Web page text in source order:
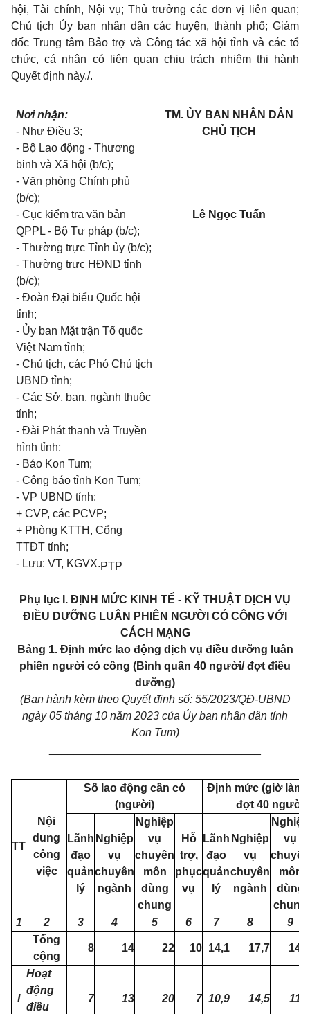
hội, Tài chính, Nội vụ; Thủ trưởng các đơn vị liên quan;
Chủ tịch Ủy ban nhân dân các huyện, thành phố; Giám
đốc Trung tâm Bảo trợ và Công tác xã hội tỉnh và các tổ
chức, cá nhân có liên quan chịu trách nhiệm thi hành
Quyết định này./.
Nơi nhận:
- Như Điều 3;
- Bộ Lao động - Thương
binh và Xã hội (b/c);
- Văn phòng Chính phủ
(b/c);
- Cục kiểm tra văn bản
QPPL - Bộ Tư pháp (b/c);
- Thường trực Tỉnh ủy (b/c);
- Thường trực HĐND tỉnh
(b/c);
- Đoàn Đại biểu Quốc hội
tỉnh;
- Ủy ban Mặt trận Tổ quốc
Việt Nam tỉnh;
- Chủ tịch, các Phó Chủ tịch
UBND tỉnh;
- Các Sở, ban, ngành thuộc
tỉnh;
- Đài Phát thanh và Truyền
hình tỉnh;
- Báo Kon Tum;
- Công báo tỉnh Kon Tum;
- VP UBND tỉnh:
+ CVP, các PCVP;
+ Phòng KTTH, Cổng
TTĐT tỉnh;
- Lưu: VT, KGVX.PTP
TM. ỦY BAN NHÂN DÂN
CHỦ TỊCH
Lê Ngọc Tuấn
Phụ lục I. ĐỊNH MỨC KINH TẾ - KỸ THUẬT DỊCH VỤ
ĐIỀU DƯỠNG LUÂN PHIÊN NGƯỜI CÓ CÔNG VỚI
CÁCH MẠNG
Bảng 1. Định mức lao động dịch vụ điều dưỡng luân
phiên người có công (Bình quân 40 người/ đợt điều
dưỡng)
(Ban hành kèm theo Quyết định số: 55/2023/QĐ-UBND
ngày 05 tháng 10 năm 2023 của Ủy ban nhân dân tỉnh
Kon Tum)
TT
Nội
dung
công
việc
Số lao động cần có
(người)
Định mức (giờ làm
đợt 40 người
Lãnh
đạo
quản
lý
Nghiệp
vụ
chuyên
ngành
Nghiệp
vụ
chuyên
môn
dùng
chung
Hỗ
trợ,
phục
vụ
Lãnh
đạo
quản
lý
Nghiệp
vụ
chuyên
ngành
Nghiệp
vụ
chuyên
môn
dùng
chung
1
2 3 4 5 6 7 8
9
Tổng
cộng
8 14 22 10 14,1 17,7 14,5
I
Hoạt
động
điều
7 13 20 7 10,9 14,5 11,3